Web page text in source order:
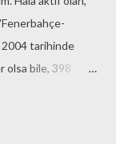
2004 tarihinde
olsa bile, 398
olarak
ile devam